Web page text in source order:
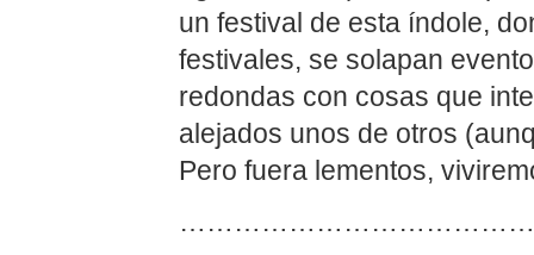
un festival de esta índole,
festivales, se solapan
redondas con cosas que
alejados unos de otros
Pero fuera lementos,